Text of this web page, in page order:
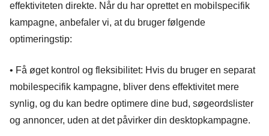
effektiviteten direkte. Når du har oprettet en mobilspecifik
kampagne, anbefaler vi, at du bruger følgende
optimeringstip:
• Få øget kontrol og fleksibilitet: Hvis du bruger en separat
mobilespecifik kampagne, bliver dens effektivitet mere
synlig, og du kan bedre optimere dine bud, søgeordslister
og annoncer, uden at det påvirker din desktopkampagne.